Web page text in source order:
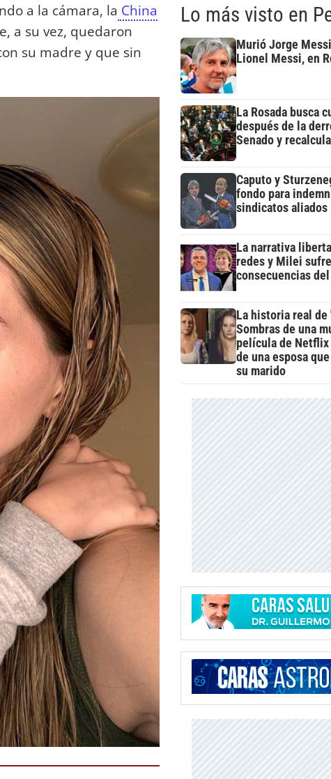
a la cámara, la China
a su vez, quedaron
su madre y que sin
Lo más visto en
Murió Jorge
Lionel Messi, en
La Rosada busca
después de la
Senado y
Caputo y
fondo para
sindicatos aliados
La narrativa
redes y Milei
consecuencias
La historia real de
Sombras de una
película de Netflix
de una esposa
su marido